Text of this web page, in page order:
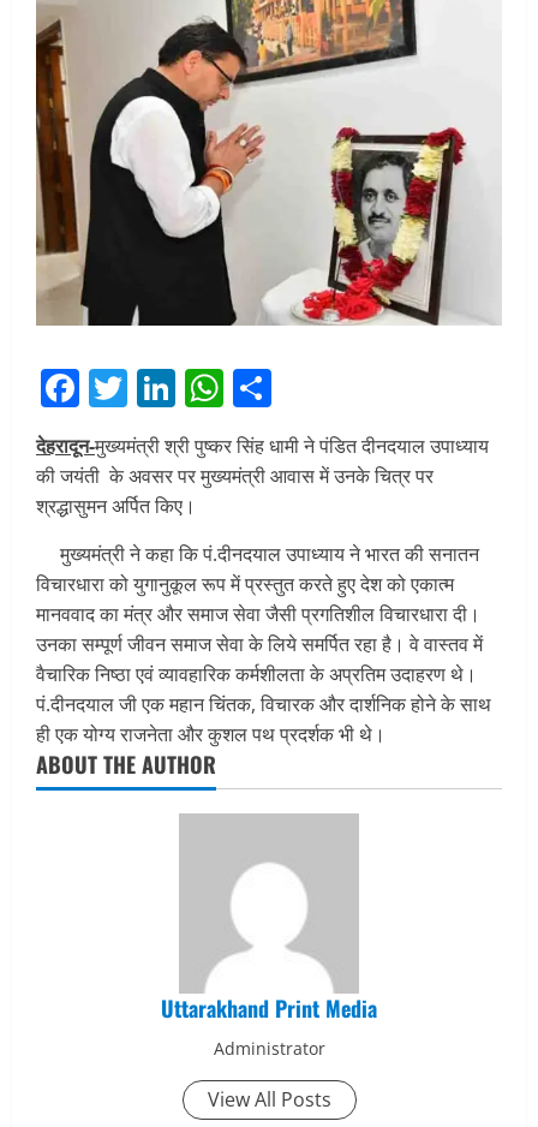
Facebook
Twitter
LinkedIn
WhatsApp
देहरादून-मुख्यमंत्री श्री पुष्कर सिंह धामी ने पंडित दीनदयाल उपाध्याय
की जयंती के अवसर पर मुख्यमंत्री आवास में उनके चित्र पर
श्रद्धासुमन अर्पित किए।
मुख्यमंत्री ने कहा कि पं.दीनदयाल उपाध्याय ने भारत की सनातन
विचारधारा को युगानुकूल रूप में प्रस्तुत करते हुए देश को एकात्म
मानववाद का मंत्र और समाज सेवा जैसी प्रगतिशील विचारधारा दी।
उनका सम्पूर्ण जीवन समाज सेवा के लिये समर्पित रहा है। वे वास्तव में
वैचारिक निष्ठा एवं व्यावहारिक कर्मशीलता के अप्रतिम उदाहरण थे।
पं.दीनदयाल जी एक महान चिंतक, विचारक और दार्शनिक होने के साथ
ही एक योग्य राजनेता और कुशल पथ प्रदर्शक भी थे।
ABOUT THE AUTHOR
Uttarakhand Print Media
Administrator
View All Posts